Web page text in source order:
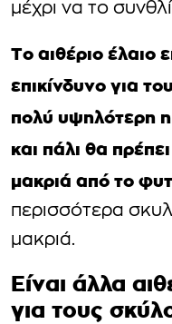
μέχρι να το
Το αιθέριο έλαιο
επικίνδυνο για
πολύ υψηλότερη
και πάλι θα
μακριά από το
περισσότερα
μακριά.
Είναι άλλα
για τους